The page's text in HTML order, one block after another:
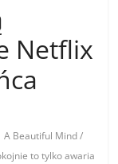
Netflix
A Beautiful Mind /
to tylko awaria